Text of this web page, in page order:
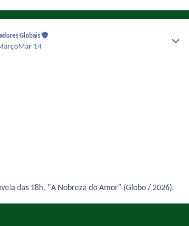
Globais
Mar 14
das 18h, "A Nobreza do Amor" (Globo / 2026).